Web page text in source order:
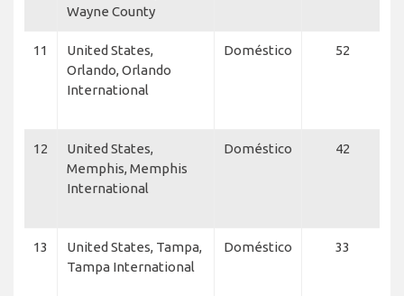
Wayne County
11
United States,
Orlando, Orlando
International
Doméstico 52
12
United States,
Memphis, Memphis
International
Doméstico 42
13
United States, Tampa,
Tampa International
Doméstico 33